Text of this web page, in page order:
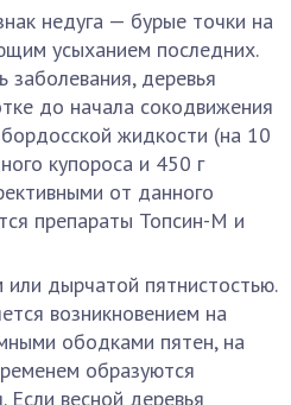
недуга — бурые точки на
усыханием последних.
заболевания, деревья
до начала сокодвижения
жидкости (на 10
купороса и 450 г
от данного
препараты Топсин-М и
или дырчатой пятнистостью.
возникновением на
ободками пятен, на
образуются
Если весной деревья